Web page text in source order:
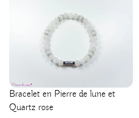
Bracelet en Pierre de lune et
Quartz rose